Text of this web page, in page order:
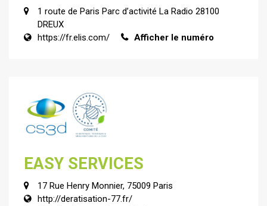
1 route de Paris Parc d’activité La Radio 28100
DREUX
https://fr.elis.com/
Afficher le numéro
EASY SERVICES
17 Rue Henry Monnier, 75009 Paris
http://deratisation-77.fr/